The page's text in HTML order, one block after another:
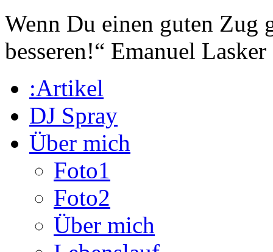
Wenn Du einen guten Zug
besseren!“ Emanuel Lasker
:Artikel
DJ Spray
Über mich
Foto1
Foto2
Über mich